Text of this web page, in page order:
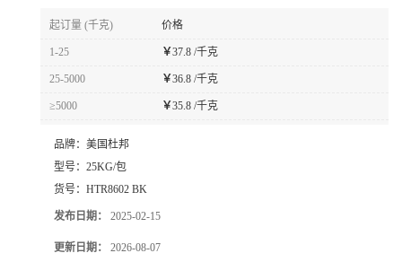
起订量 (千克) 价格
1-25 ￥37.8 /千克
25-5000 ￥36.8 /千克
≥5000 ￥35.8 /千克
品牌： 美国杜邦
型号： 25KG/包
货号： HTR8602 BK
发布日期： 2025-02-15
更新日期： 2026-08-07